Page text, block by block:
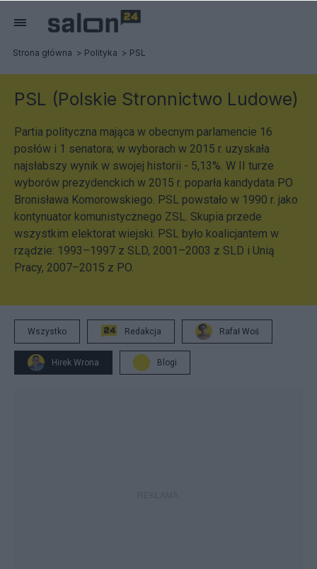
Strona główna Polityka PSL
PSL (Polskie Stronnictwo Ludowe)
Partia polityczna mająca w obecnym parlamencie 16
posłów i 1 senatora; w wyborach w 2015 r. uzyskała
najsłabszy wynik w swojej historii - 5,13%. W II turze
wyborów prezydenckich w 2015 r. poparła kandydata PO
Bronisława Komorowskiego. PSL powstało w 1990 r. jako
kontynuator komunistycznego ZSL. Skupia przede
wszystkim elektorat wiejski. PSL było koalicjantem w
rządzie: 1993–1997 z SLD, 2001–2003 z SLD i Unią
Pracy, 2007–2015 z PO.
Wszystko Redakcja Rafał Woś
Hirek Wrona Blogi